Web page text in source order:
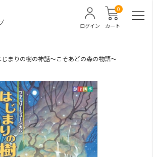
カート
0
ログイン
じまりの樹の神話～こそあどの森の物語～